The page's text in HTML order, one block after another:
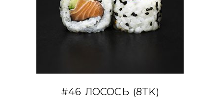
В КОРЗИНУ
#46 ЛОСОСЬ (8TK)